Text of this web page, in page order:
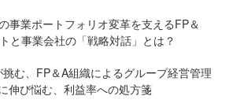
事業ポートフォリオ変革を支えるFP＆
と事業会社の「戦略対話」とは？
む、FP＆A組織によるグループ経営管理
伸び悩む、利益率への処方箋